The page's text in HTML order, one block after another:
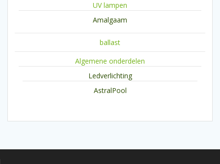
UV lampen
Amalgaam
ballast
Algemene onderdelen
Ledverlichting
AstralPool